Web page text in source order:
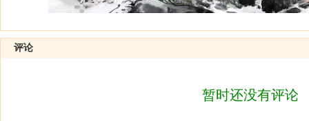
评论
暂时还没有评论